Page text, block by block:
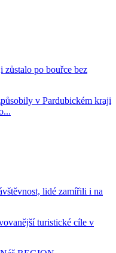
zůstalo po bouřce bez
v Pardubickém kraji
lidé zamířili i na
turistické cíle v